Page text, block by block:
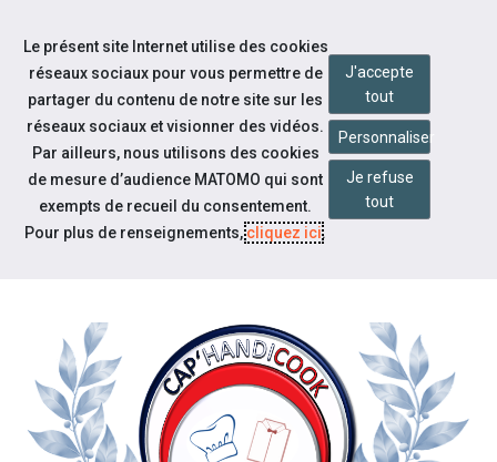
Aller au contenu
Notre actualité
CONCOURS CULINAIRE NATIONAL
Le présent site Internet utilise des cookies
réseaux sociaux pour vous permettre de
partager du contenu de notre site sur les
réseaux sociaux et visionner des vidéos.
Par ailleurs, nous utilisons des cookies
de mesure d’audience MATOMO qui sont
exempts de recueil du consentement.
Pour plus de renseignements,cliquez ici.
J'accepte
tout
Personnaliser
Je refuse
tout